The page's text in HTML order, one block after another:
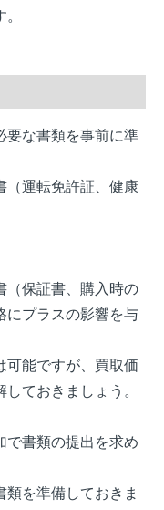
要な書類を事前に準
（運転免許証、健康
（保証書、購入時の
にプラスの影響を与
可能ですが、買取価
ておきましょう。
で書類の提出を求め
を準備しておきま